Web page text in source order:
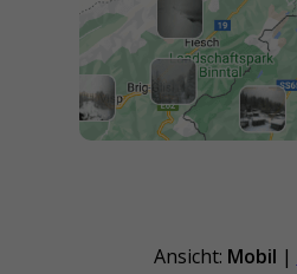
Ansicht: Mobil |